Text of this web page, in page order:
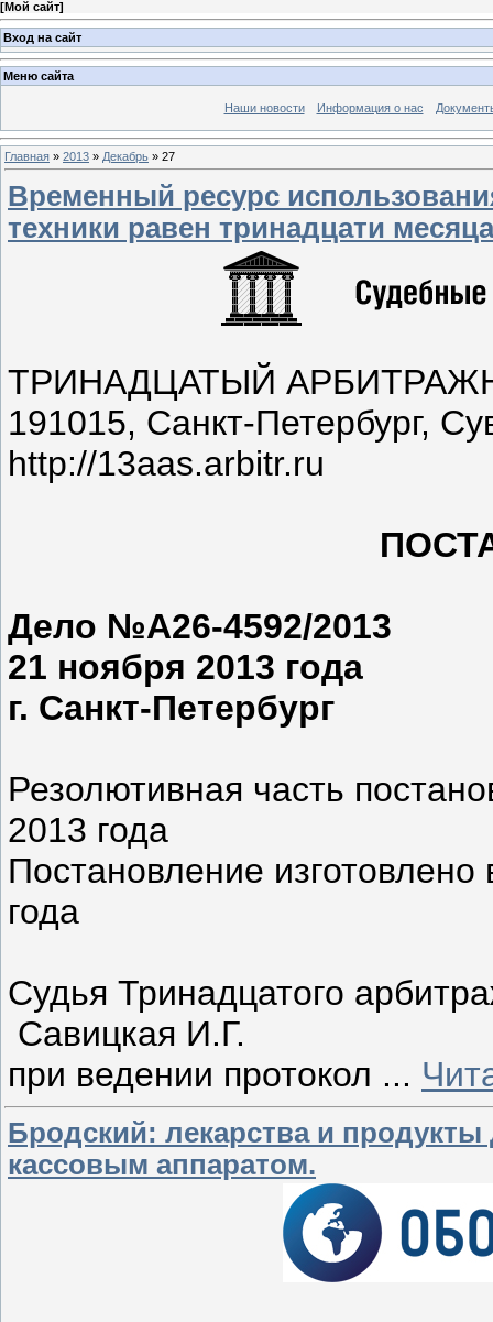
[Мой сайт]
Вход на сайт
Меню сайта
Наши новости Информация о нас
Главная » 2013 » Декабрь » 27
Временный ресурс
техники равен тринадцати
ТРИНАДЦАТЫЙ
191015, Санкт-Петербург,
http://13aas.arbitr.ru
Дело №А26-4592/2013
21 ноября 2013 года
г. Санкт-Петербург
Резолютивная часть
2013 года
Постановление
года
Судья Тринадцатого
Савицкая И.Г.
при ведении протокол ...
Бродский: лекарства и
кассовым аппаратом.